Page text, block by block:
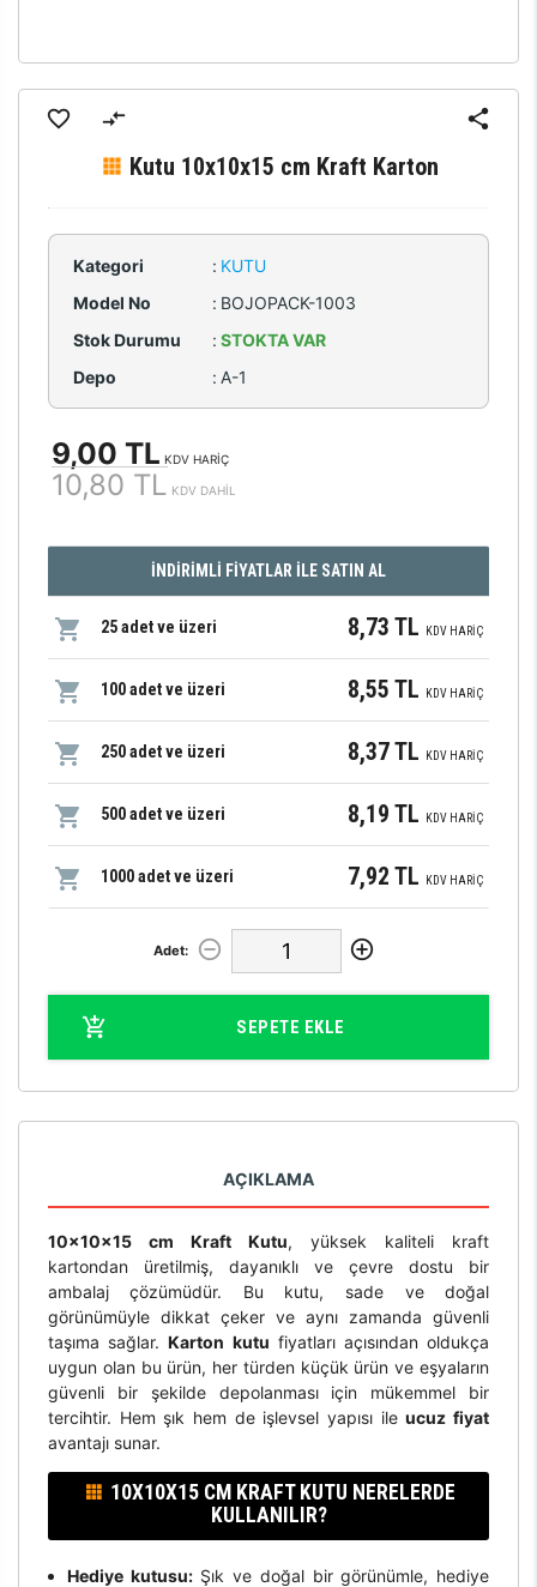
Kutu 10x10x15 cm Kraft Karton
Kategori : KUTU
Model No
: BOJOPACK-1003
Stok Durumu
: STOKTA VAR
Depo
: A-1
9,00 TL KDV HARİÇ
10,80 TL KDV DAHİL
İNDİRİMLİ FİYATLAR İLE SATIN AL
25 adet ve üzeri 8,73 TL KDV HARİÇ
100 adet ve üzeri 8,55 TL KDV HARİÇ
250 adet ve üzeri 8,37 TL KDV HARİÇ
500 adet ve üzeri 8,19 TL KDV HARİÇ
1000 adet ve üzeri 7,92 TL KDV HARİÇ
Adet:
SEPETE EKLE
AÇIKLAMA
10x10x15 cm Kraft Kutu, yüksek kaliteli kraft
kartondan üretilmiş, dayanıklı ve çevre dostu bir
ambalaj çözümüdür. Bu kutu, sade ve doğal
görünümüyle dikkat çeker ve aynı zamanda güvenli
taşıma sağlar.Karton kutu fiyatları açısından oldukça
uygun olan bu ürün, her türden küçük ürün ve eşyaların
güvenli bir şekilde depolanması için mükemmel bir
tercihtir. Hem şık hem de işlevsel yapısı ileucuz fiyat
avantajı sunar.
10X10X15 CM KRAFT KUTU NERELERDE
KULLANILIR?
Hediye kutusu:Şık ve doğal bir görünümle, hediye